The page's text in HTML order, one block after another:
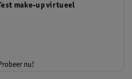
make-up virtueel
Probeer nu!